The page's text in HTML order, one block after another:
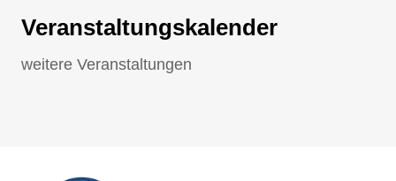
Veranstaltungskalender
weitere Veranstaltungen